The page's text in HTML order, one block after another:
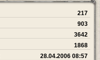
217
903
3642
1868
28.04.2006 08:57